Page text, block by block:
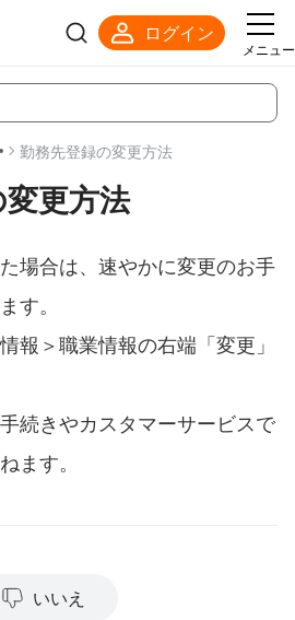
ログイン
メニュー
勤務先登録の変更方法
更方法
場合は、速やかに変更のお手
す。
報＞職業情報の右端「変更」
続きやカスタマーサービスで
ます。
いいえ